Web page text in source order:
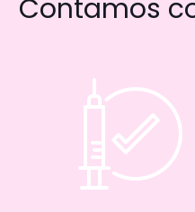
Contamos